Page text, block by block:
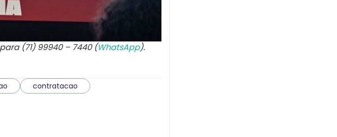
(71) 99940 – 7440 (WhatsApp).
contratacao